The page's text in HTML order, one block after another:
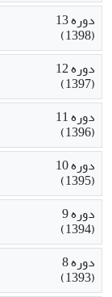
دوره 13
(1398)
دوره 12
(1397)
دوره 11
(1396)
دوره 10
(1395)
دوره 9
(1394)
دوره 8
(1393)